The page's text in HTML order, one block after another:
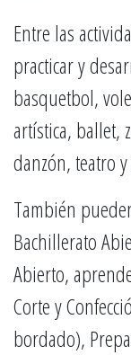
Entre las
practicar y
basquetbol,
artística, ballet,
danzón, teatro
También
Bachillerato
Abierto,
Corte y
bordado),